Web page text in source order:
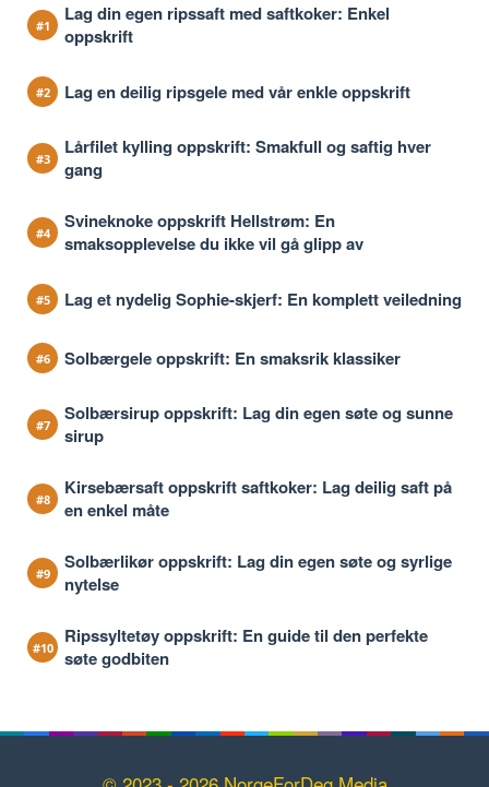
Lag din egen ripssaft med saftkoker: Enkel
oppskrift
Lag en deilig ripsgele med vår enkle oppskrift
Lårfilet kylling oppskrift: Smakfull og saftig hver
gang
Svineknoke oppskrift Hellstrøm: En
smaksopplevelse du ikke vil gå glipp av
Lag et nydelig Sophie-skjerf: En komplett veiledning
Solbærgele oppskrift: En smaksrik klassiker
Solbærsirup oppskrift: Lag din egen søte og sunne
sirup
Kirsebærsaft oppskrift saftkoker: Lag deilig saft på
en enkel måte
Solbærlikør oppskrift: Lag din egen søte og syrlige
nytelse
Ripssyltetøy oppskrift: En guide til den perfekte
søte godbiten